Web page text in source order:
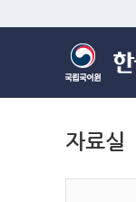
자료실